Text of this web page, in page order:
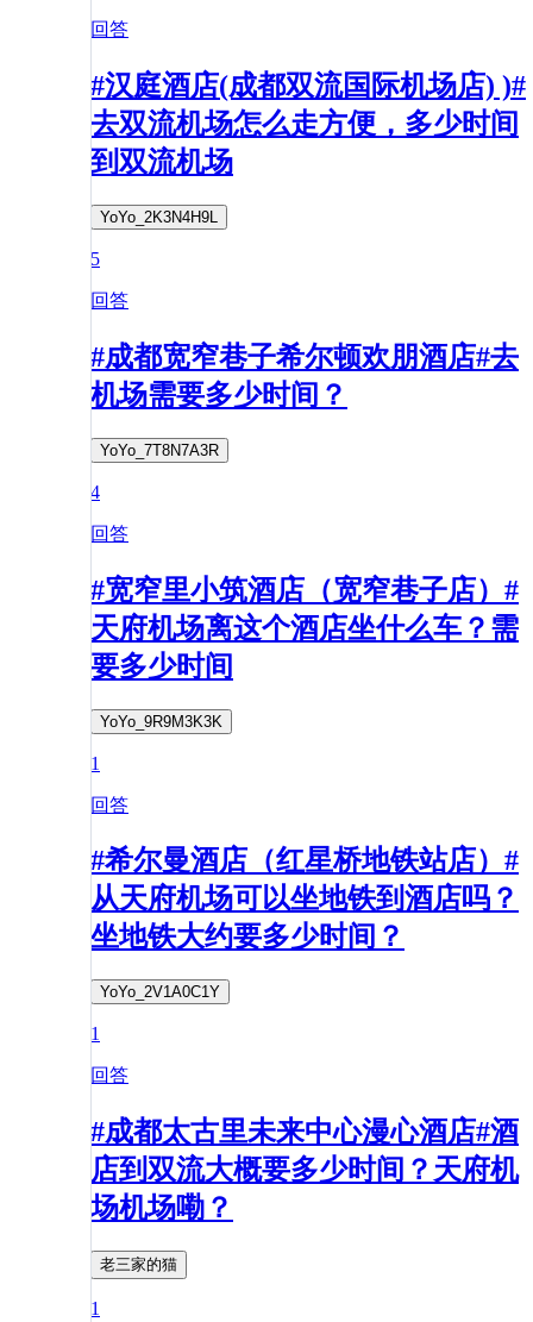
回答
#汉庭酒店(成都双流国际机场店) )#
去双流机场怎么走方便，多少时间
到双流机场
YoYo_2K3N4H9L
5
回答
#成都宽窄巷子希尔顿欢朋酒店#去
机场需要多少时间？
YoYo_7T8N7A3R
4
回答
#宽窄里小筑酒店（宽窄巷子店）#
天府机场离这个酒店坐什么车？需
要多少时间
YoYo_9R9M3K3K
1
回答
#希尔曼酒店（红星桥地铁站店）#
从天府机场可以坐地铁到酒店吗？
坐地铁大约要多少时间？
YoYo_2V1A0C1Y
1
回答
#成都太古里未来中心漫心酒店#酒
店到双流大概要多少时间？天府机
场机场嘞？
老三家的猫
1